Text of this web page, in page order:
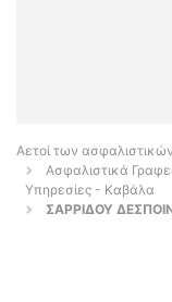
Αετοί των ασφαλιστικών
Ασφαλιστικά
Υπηρεσίες - Καβάλα
ΣΑΡΡΙΔΟΥ